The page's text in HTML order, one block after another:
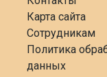
Карта сайта
Сотрудникам
Политика
данных